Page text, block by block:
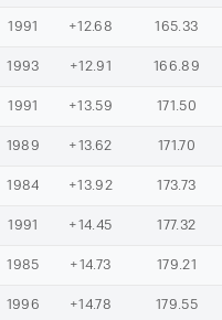
1991 +12.68 165.33
1993 +12.91 166.89
1991 +13.59 171.50
1989 +13.62 171.70
1984 +13.92 173.73
1991 +14.45 177.32
1985 +14.73 179.21
1996 +14.78 179.55